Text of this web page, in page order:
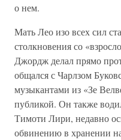
о нем.
Мать Лео изо всех сил
столкновения со
Джордж делал прямо
общался с Чарлзом
музыкантами из «Зе
публикой. Он также
Тимоти Лири, недавно
обвинению в хранении